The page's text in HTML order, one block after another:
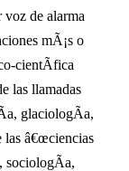
de alarma
mÃ¡s o
cientÃ­fica
las llamadas
glaciologÃ­a,
â€œciencias
sociologÃ­a,